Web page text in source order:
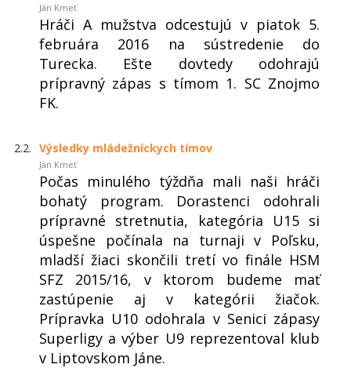
Ján Kmeť
Hráči A mužstva odcestujú v piatok 5.
februára 2016 na sústredenie do
Turecka. Ešte dovtedy odohrajú
prípravný zápas s tímom 1. SC Znojmo
FK.
2.2. Výsledky mládežníckych tímov
Ján Kmeť
Počas minulého týždňa mali naši hráči
bohatý program. Dorastenci odohrali
prípravné stretnutia, kategória U15 si
úspešne počínala na turnaji v Poľsku,
mladší žiaci skončili tretí vo finále HSM
SFZ 2015/16, v ktorom budeme mať
zastúpenie aj v kategórii žiačok.
Prípravka U10 odohrala v Senici zápasy
Superligy a výber U9 reprezentoval klub
v Liptovskom Jáne.